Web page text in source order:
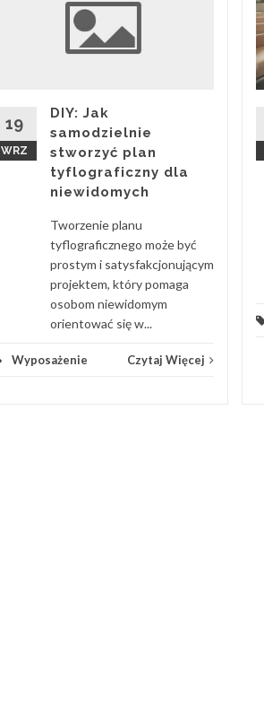
19
WRZ
DIY: Jak
samodzielnie
stworzyć plan
tyflograficzny dla
niewidomych
Tworzenie planu
tyflograficznego może być
prostym i satysfakcjonującym
projektem, który pomaga
osobom niewidomym
orientować się w...
Wyposażenie Czytaj Więcej